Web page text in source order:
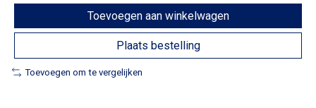
Toevoegen aan winkelwagen
Plaats bestelling
Toevoegen om te vergelijken